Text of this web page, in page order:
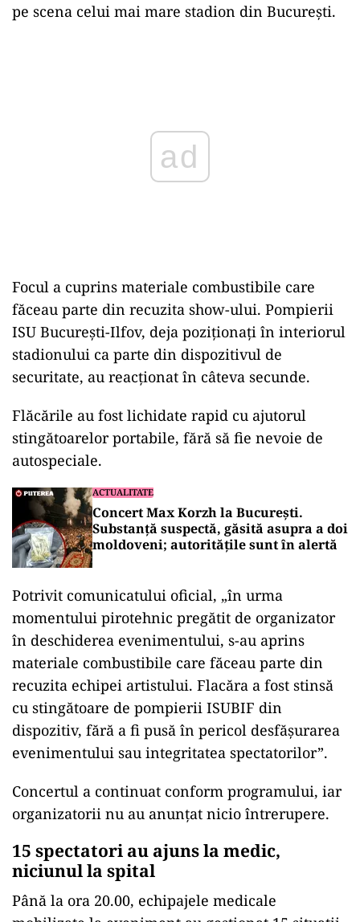
pe scena celui mai mare stadion din București.
Focul a cuprins materiale combustibile care
făceau parte din recuzita show-ului. Pompierii
ISU București-Ilfov, deja poziționați în interiorul
stadionului ca parte din dispozitivul de
securitate, au reacționat în câteva secunde.
Flăcările au fost lichidate rapid cu ajutorul
stingătoarelor portabile, fără să fie nevoie de
autospeciale.
ACTUALITATE
Concert Max Korzh la București.
Substanță suspectă, găsită asupra a doi
moldoveni; autoritățile sunt în alertă
Potrivit comunicatului oficial, „în urma
momentului pirotehnic pregătit de organizator
în deschiderea evenimentului, s-au aprins
materiale combustibile care făceau parte din
recuzita echipei artistului. Flacăra a fost stinsă
cu stingătoare de pompierii ISUBIF din
dispozitiv, fără a fi pusă în pericol desfășurarea
evenimentului sau integritatea spectatorilor”.
Concertul a continuat conform programului, iar
organizatorii nu au anunțat nicio întrerupere.
15 spectatori au ajuns la medic,
niciunul la spital
Până la ora 20.00, echipajele medicale